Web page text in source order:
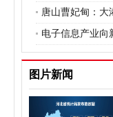
唐山曹妃甸：大
电子信息产业向
图片新闻